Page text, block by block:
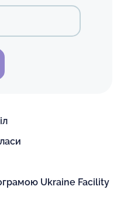
Ukraine Facility